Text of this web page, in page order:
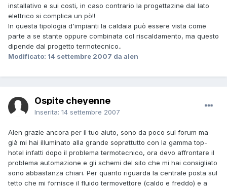
installativo e sui costi, in caso contrario la progettazine dal lato
elettrico si complica un pò!!
In questa tipologia d'impianti la caldaia può essere vista come
parte a se stante oppure combinata col riscaldamento, ma questo
dipende dal progetto termotecnico..
Modificato: 14 settembre 2007 da alen
Ospite cheyenne
Inserita: 14 settembre 2007
Alen grazie ancora per il tuo aiuto, sono da poco sul forum ma
già mi hai illuminato alla grande soprattutto con la gamma top-
hotel infatti dopo il problema termotecnico, ora devo affrontare il
problema automazione e gli schemi del sito che mi hai consigliato
sono abbastanza chiari. Per quanto riguarda la centrale posta sul
tetto che mi fornisce il fluido termovettore (caldo e freddo) e a